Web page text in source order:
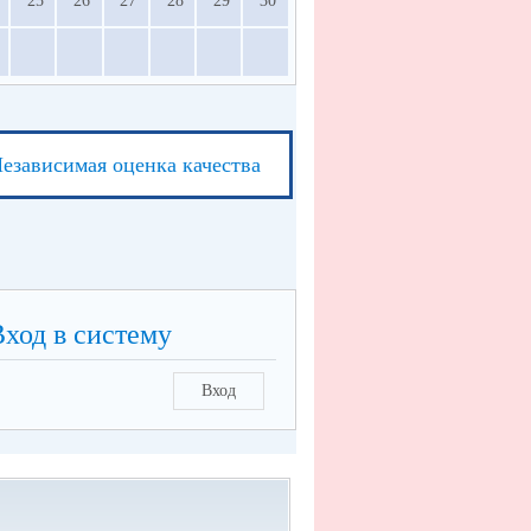
оценка качества
в систему
Вход